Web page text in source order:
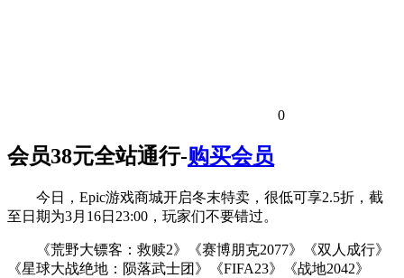
0
会员38元全站通行-购买会员
今日，Epic游戏商城开启冬末特卖，很低可享2.5折，截
至日期为3月16日23:00，玩家们不要错过。
《荒野大镖客：救赎2》《赛博朋克2077》《双人成行》
《星球大战绝地：陨落武士团》《FIFA23》《战地2042》